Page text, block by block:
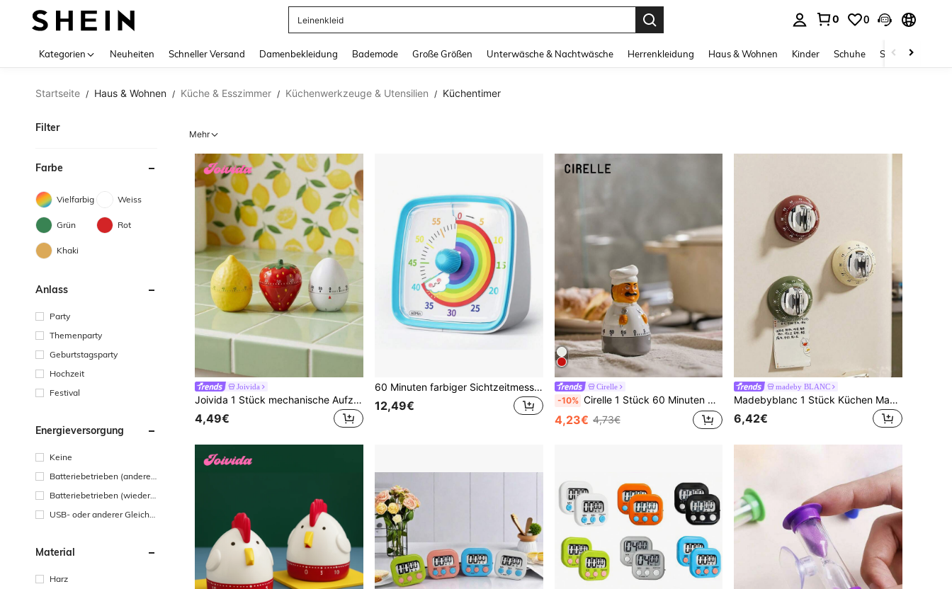
Sommertops
0 0
Kategorien Neuheiten Schneller Versand Damenbekleidung Bademode Große Größen Unterwäsche & Nachtwäsche Herrenkleidung Haus & Wohnen Kinder Schuhe Schmuck &
Startseite / Haus & Wohnen / Küche & Esszimmer / Küchenwerkzeuge & Utensilien / Küchentimer
Filter
Farbe
Vielfarbig Weiss
Grün Rot
Khaki
Anlass
Party
Themenparty
Geburtstagsparty
Hochzeit
Festival
Energieversorgung
Keine
Batteriebetrieben (andere
Batteriebetrieben (wiedera
USB- oder anderer Gleichst
Material
Harz
Mehr
Joivida
Joivida 1 Stück mechanische Aufzieh-Zeitschaltuhr/Chronometer
4,49€
60 Minuten farbiger Sichtzeitmesser mit Nachtlicht - leise Countdown, geeignet für Klassenzimmer, Küche und Büronutzung
12,49€
Cirelle
-10% Cirelle 1 Stück 60 Minuten Countdown Küchen-Timer (mechanische Weckuhr) | Küche, Esszimmer, Kochen, Restaurant
4,23€ 4,73€
madeby BLANC
Madebyblanc 1 Stück Küchen Magnetischer Timer, mechanischer Timer ohne Batterie, zufällige Farbe
6,42€